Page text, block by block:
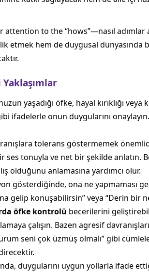
to the “hows”—nasıl
etmek hem de duygusal dünyasında
yaşadığı öfke, hayal kırıklığı
ifadelerle onun duygularını
tolerans göstermemek
tonuyla ve net bir şekilde anlatın.
olduğunu anlamasına yardımcı olur.
gösterdiğinde, ona ne yapmaması
gelip konuşabilirsin” veya “Derin bir
öfke kontrolü becerilerini
çalışın. Bazen agresif
seni çok üzmüş olmalı” gibi
duygularını uygun yollarla ifade